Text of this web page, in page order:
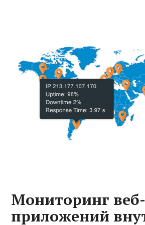
Мониторинг веб-
приложений